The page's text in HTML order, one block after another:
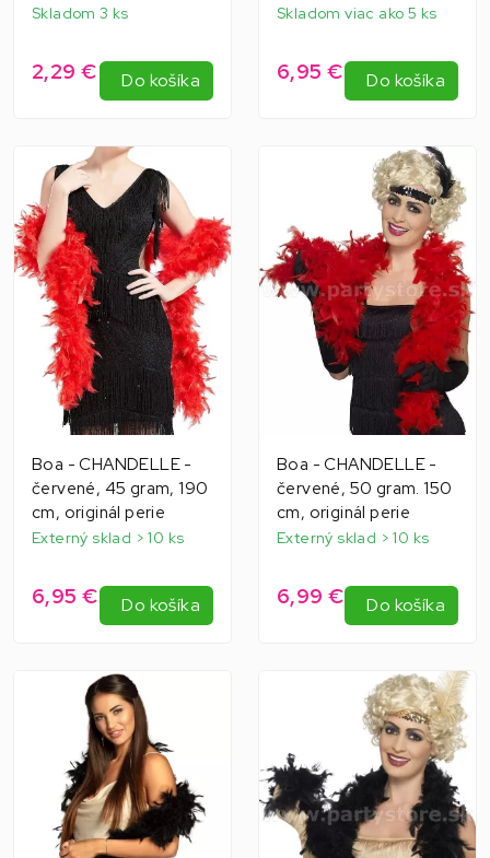
Skladom 3 ks
2,29 € Do košíka
Skladom viac ako 5 ks
6,95 € Do košíka
Boa - CHANDELLE -
červené, 45 gram, 190
cm, originál perie
Externý sklad > 10 ks
6,95 € Do košíka
Boa - CHANDELLE -
červené, 50 gram. 150
cm, originál perie
Externý sklad > 10 ks
6,99 € Do košíka